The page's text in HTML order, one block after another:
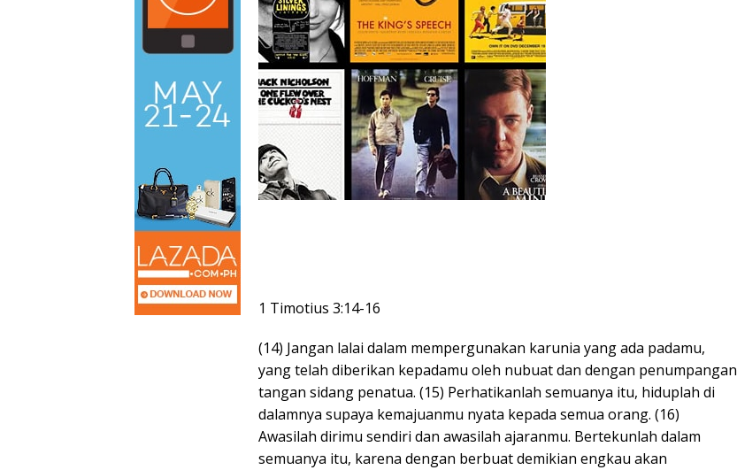
1 Timotius 3:14-16
(14) Jangan lalai dalam mempergunakan karunia yang ada padamu,
yang telah diberikan kepadamu oleh nubuat dan dengan penumpangan
tangan sidang penatua. (15) Perhatikanlah semuanya itu, hiduplah di
dalamnya supaya kemajuanmu nyata kepada semua orang. (16)
Awasilah dirimu sendiri dan awasilah ajaranmu. Bertekunlah dalam
semuanya itu, karena dengan berbuat demikian engkau akan